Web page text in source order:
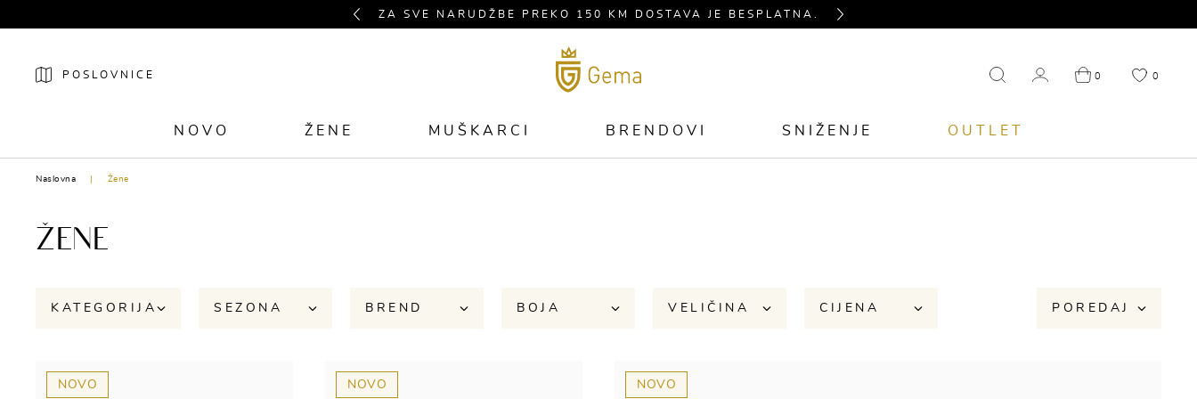
ZA SVE NARUDŽBE PREKO 150 KM DOSTAVA JE BESPLATNA.
Previous
Next
POSLOVNICE 0 0
NOVO ŽENE MUŠKARCI BRENDOVI SNIŽENJE OUTLET
Naslovna Žene
ŽENE
KATEGORIJA SEZONA BREND BOJA VELIČINA CIJENA POREDAJ
NOVO NOVO NOVO